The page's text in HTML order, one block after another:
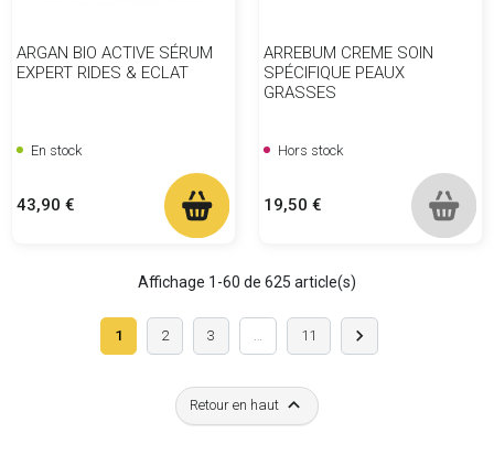
ARGAN BIO ACTIVE SÉRUM
EXPERT RIDES & ECLAT
En stock
Prix
43,90 €
ARREBUM CREME SOIN
SPÉCIFIQUE PEAUX
GRASSES
Hors stock
Prix
19,50 €
Affichage 1-60 de 625 article(s)
1 2 3 11 Suivant

Retour en haut 